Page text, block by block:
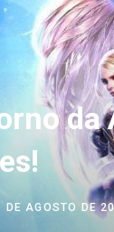
DE AGOSTO DE